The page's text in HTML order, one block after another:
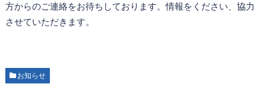
方からのご連絡をお待ちしております。情報をください、協力
させていただきます。
お知らせ